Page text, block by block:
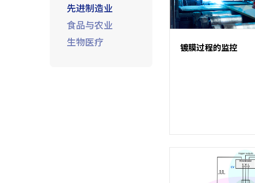
先进制造业
食品与农业
生物医疗
镀膜过程的监控